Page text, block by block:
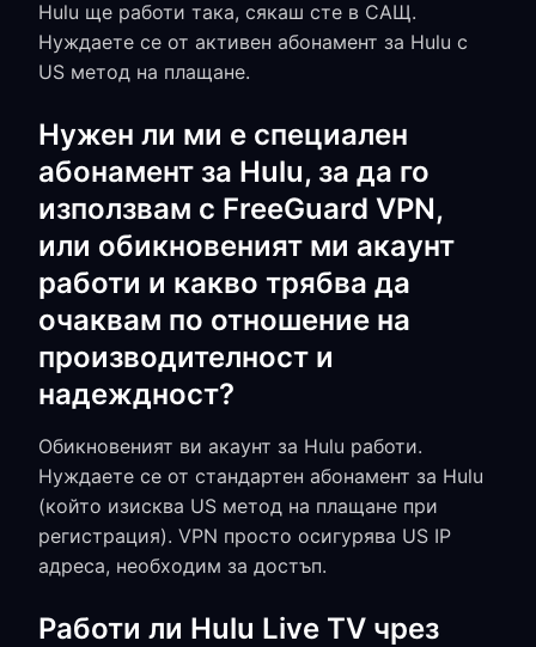
Hulu ще работи така, сякаш сте в САЩ.
Нуждаете се от активен абонамент за Hulu с
US метод на плащане.
Нужен ли ми е специален
абонамент за Hulu, за да го
използвам с FreeGuard VPN,
или обикновеният ми акаунт
работи и какво трябва да
очаквам по отношение на
производителност и
надеждност?
Обикновеният ви акаунт за Hulu работи.
Нуждаете се от стандартен абонамент за Hulu
(който изисква US метод на плащане при
регистрация). VPN просто осигурява US IP
адреса, необходим за достъп.
Работи ли Hulu Live TV чрез